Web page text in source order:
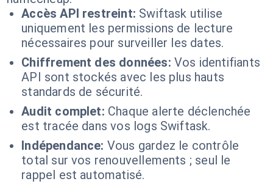
Accès API restreint: Swiftask utilise
uniquement les permissions de lecture
nécessaires pour surveiller les dates.
Chiffrement des données: Vos identifiants
API sont stockés avec les plus hauts
standards de sécurité.
Audit complet: Chaque alerte déclenchée
est tracée dans vos logs Swiftask.
Indépendance: Vous gardez le contrôle
total sur vos renouvellements ; seul le
rappel est automatisé.